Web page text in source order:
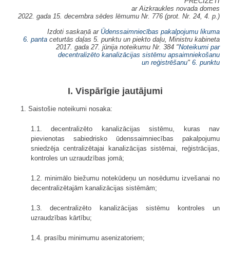
ar Aizkraukles novada domes
2022. gada 15. decembra sēdes lēmumu Nr. 776 (prot. Nr. 24, 4. p.)
Izdoti saskaņā ar Ūdenssaimniecības pakalpojumu likuma
6. panta ceturtās daļas 5. punktu un piekto daļu, Ministru kabineta
2017. gada 27. jūnija noteikumu Nr. 384 "Noteikumi par
decentralizēto kanalizācijas sistēmu apsaimniekošanu
un reģistrēšanu" 6. punktu
I. Vispārīgie jautājumi
1. Saistošie noteikumi nosaka:
1.1. decentralizēto kanalizācijas sistēmu, kuras nav
pievienotas sabiedrisko ūdenssaimniecības pakalpojumu
sniedzēja centralizētajai kanalizācijas sistēmai, reģistrācijas,
kontroles un uzraudzības jomā;
1.2. minimālo biežumu notekūdeņu un nosēdumu izvešanai no
decentralizētajām kanalizācijas sistēmām;
1.3. decentralizēto kanalizācijas sistēmu kontroles un
uzraudzības kārtību;
1.4. prasību minimumu asenizatoriem;